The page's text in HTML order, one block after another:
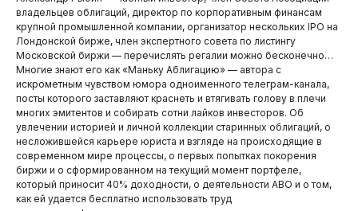
владельцев облигаций, директор по корпоративным финансам
крупной промышленной компании, организатор нескольких IPO на
Лондонской бирже, член экспертного совета по листингу
Московской биржи — перечислять регалии можно бесконечно…
Многие знают его как «Маньку Аблигацию» — автора с
искрометным чувством юмора одноименного телеграм-канала,
посты которого заставляют краснеть и втягивать голову в плечи
многих эмитентов и собирать сотни лайков инвесторов. Об
увлечении историей и личной коллекции старинных облигаций, о
несложившейся карьере юриста и взгляде на происходящие в
современном мире процессы, о первых попытках покорения
биржи и о сформированном на текущий момент портфеле,
который приносит 40% доходности, о деятельности АВО и о том,
как ей удается бесплатно использовать труд